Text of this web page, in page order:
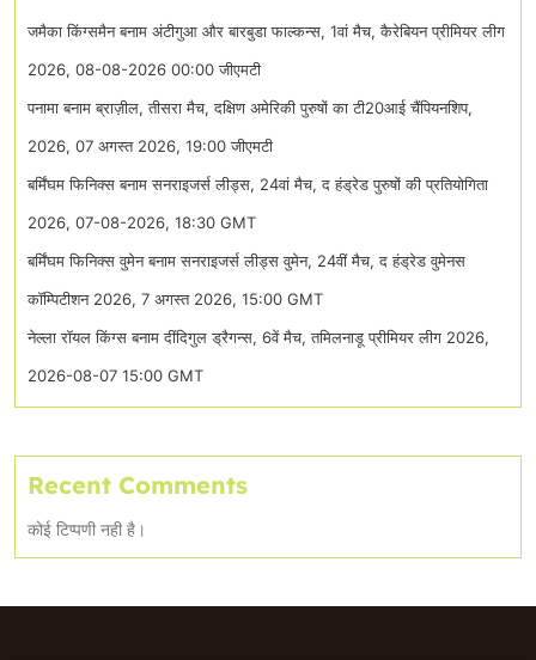
जमैका किंग्समैन बनाम अंटीगुआ और बारबुडा फाल्कन्स, 1वां मैच, कैरेबियन प्रीमियर लीग
2026, 08-08-2026 00:00 जीएमटी
पनामा बनाम ब्राज़ील, तीसरा मैच, दक्षिण अमेरिकी पुरुषों का टी20आई चैंपियनशिप,
2026, 07 अगस्त 2026, 19:00 जीएमटी
बर्मिंघम फिनिक्स बनाम सनराइजर्स लीड्स, 24वां मैच, द हंड्रेड पुरुषों की प्रतियोगिता
2026, 07-08-2026, 18:30 GMT
बर्मिंघम फिनिक्स वुमेन बनाम सनराइजर्स लीड्स वुमेन, 24वीं मैच, द हंड्रेड वुमेनस
कॉम्पिटीशन 2026, 7 अगस्त 2026, 15:00 GMT
नेल्ला रॉयल किंग्स बनाम दींदिगुल ड्रैगन्स, 6वें मैच, तमिलनाडू प्रीमियर लीग 2026,
2026-08-07 15:00 GMT
Recent Comments
कोई टिप्पणी नही है।